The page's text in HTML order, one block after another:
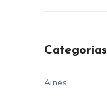
Categorías
Aines